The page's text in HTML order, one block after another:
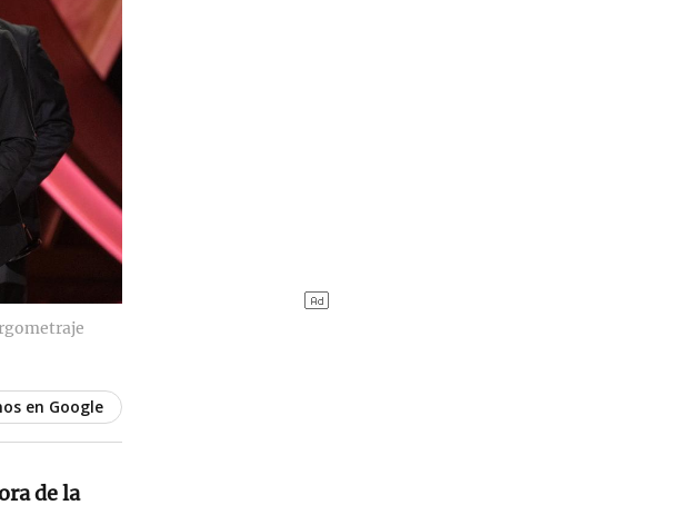
en Google
de la